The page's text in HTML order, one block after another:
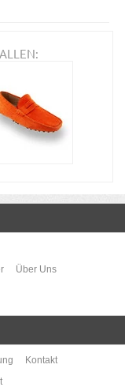
Über Uns
Kontakt